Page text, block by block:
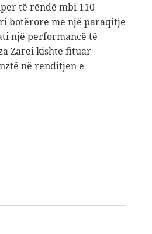
të rëndë mbi 110
botërore me një paraqitje
një performancë të
Zarei kishte fituar
në renditjen e